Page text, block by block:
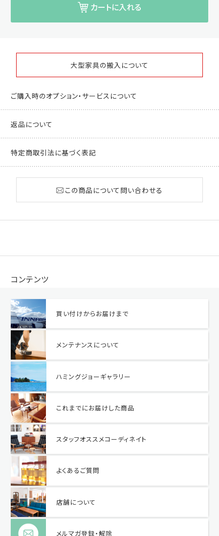
カートに入れる
大型家具の搬入について
ご購入時のオプション・サービスについて
返品について
特定商取引法に基づく表記
この商品について問い合わせる
コンテンツ
買い付けからお届けまで
メンテナンスについて
ハミングジョーギャラリー
これまでにお届けした商品
スタッフオススメコーディネイト
よくあるご質問
店舗について
メルマガ登録・解除